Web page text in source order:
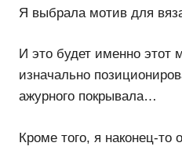
Я выбрала мотив для
И это будет именно этот
изначально
ажурного покрывала…
Кроме того, я наконец-то